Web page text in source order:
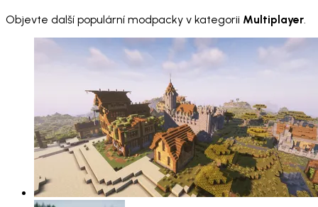
Objevte další populární modpacky v kategorii Multiplayer.